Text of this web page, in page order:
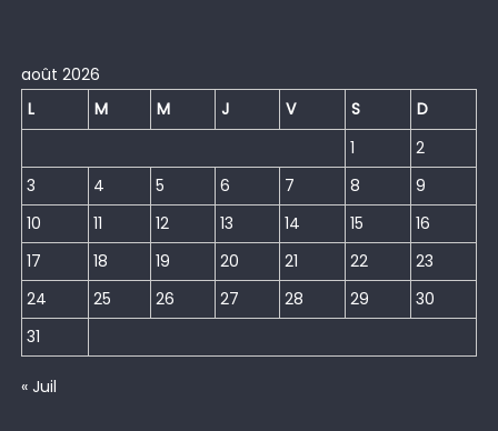
août 2026
L
M M J V S
D
1
2
3
4 5 6 7 8
9
10
11 12 13 14 15
16
17
18 19 20 21 22
23
24
25 26 27 28 29
30
31
« Juil